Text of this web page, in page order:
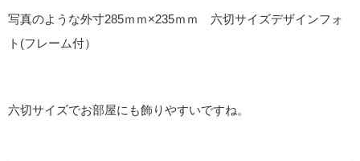
写真のような外寸285ｍｍ×235ｍｍ 六切サイズデザインフォ
ト(フレーム付）
六切サイズでお部屋にも飾りやすいですね。